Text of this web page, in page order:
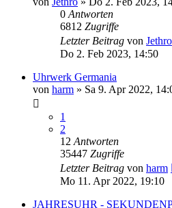
0 Antworten
6812 Zugriffe
Letzter Beitrag von Jethro
Do 2. Feb 2023, 14:50
Uhrwerk Germania
von harm » Sa 9. Apr 2022,
1
2
12 Antworten
35447 Zugriffe
Letzter Beitrag von harm
Mo 11. Apr 2022, 19:10
JAHRESUHR -